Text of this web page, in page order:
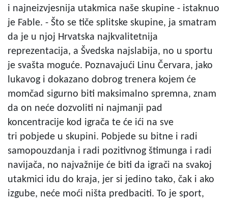
i najneizvjesnija utakmica naše skupine - istaknuo
je Fable. - Što se tiče splitske skupine, ja smatram
da je u njoj Hrvatska najkvalitetnija
reprezentacija, a Švedska najslabija, no u sportu
je svašta moguće. Poznavajući Linu Červara, jako
lukavog i dokazano dobrog trenera kojem će
momčad sigurno biti maksimalno spremna, znam
da on neće dozvoliti ni najmanji pad
koncentracije kod igrača te će ići na sve
tri pobjede u skupini. Pobjede su bitne i radi
samopouzdanja i radi pozitivnog štimunga i radi
navijača, no najvažnije će biti da igrači na svakoj
utakmici idu do kraja, jer si jedino tako, čak i ako
izgube, neće moći ništa predbaciti. To je sport,